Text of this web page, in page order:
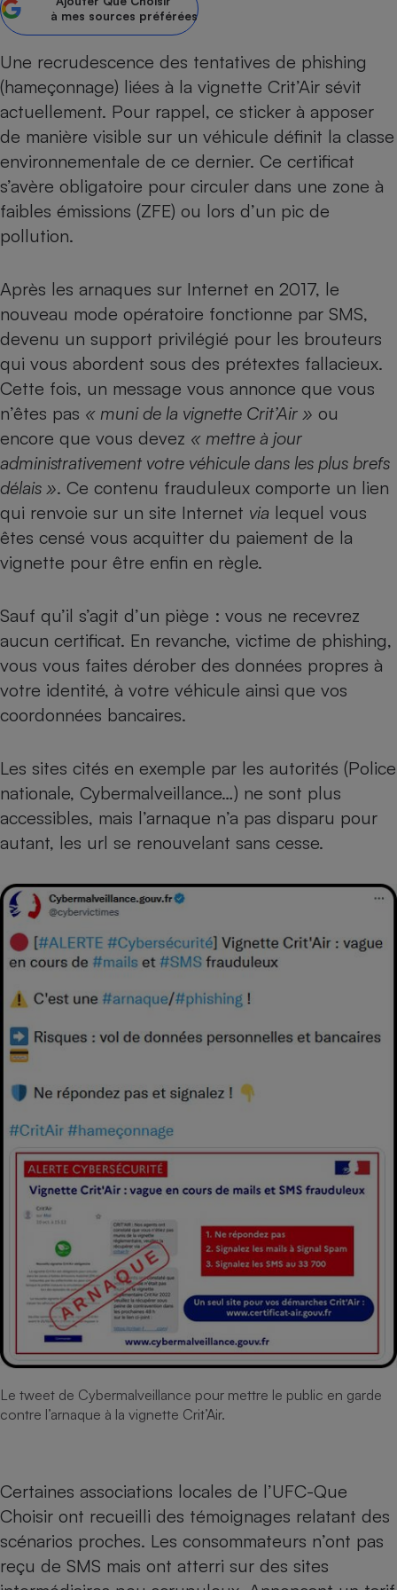
à mes sources préférées
Une recrudescence des tentatives de phishing
(hameçonnage) liées à la vignette Crit’Air sévit
actuellement. Pour rappel, ce sticker à apposer
de manière visible sur un véhicule définit la classe
environnementale de ce dernier. Ce certificat
s’avère obligatoire pour circuler dans une zone à
faibles émissions (ZFE) ou lors d’un pic de
pollution.
Après les arnaques sur Internet en 2017, le
nouveau mode opératoire fonctionne par SMS,
devenu un support privilégié pour les brouteurs
qui vous abordent sous des prétextes fallacieux.
Cette fois, un message vous annonce que vous
n’êtes pas « muni de la vignette Crit’Air » ou
encore que vous devez « mettre à jour
administrativement votre véhicule dans les plus brefs
délais ». Ce contenu frauduleux comporte un lien
qui renvoie sur un site Internet via lequel vous
êtes censé vous acquitter du paiement de la
vignette pour être enfin en règle.
Sauf qu’il s’agit d’un piège : vous ne recevrez
aucun certificat. En revanche, victime de phishing,
vous vous faites dérober des données propres à
votre identité, à votre véhicule ainsi que vos
coordonnées bancaires.
Les sites cités en exemple par les autorités (Police
nationale, Cybermalveillance…) ne sont plus
accessibles, mais l’arnaque n’a pas disparu pour
autant, les url se renouvelant sans cesse.
Le tweet de Cybermalveillance pour mettre le public en garde
contre l’arnaque à la vignette Crit’Air.
Certaines associations locales de l’UFC-Que
Choisir ont recueilli des témoignages relatant des
scénarios proches. Les consommateurs n’ont pas
reçu de SMS mais ont atterri sur des sites
alimentaire
bouteille
Assurance emprunteur
Plaque de cuisson à
induction
Climatiseur -
Ventilateur
Cafetière à expressos
Téléphone mobile -
Smartphone
Matelas
Radiateur électrique
Climatiseur -
Ventilateur
Mutuelle